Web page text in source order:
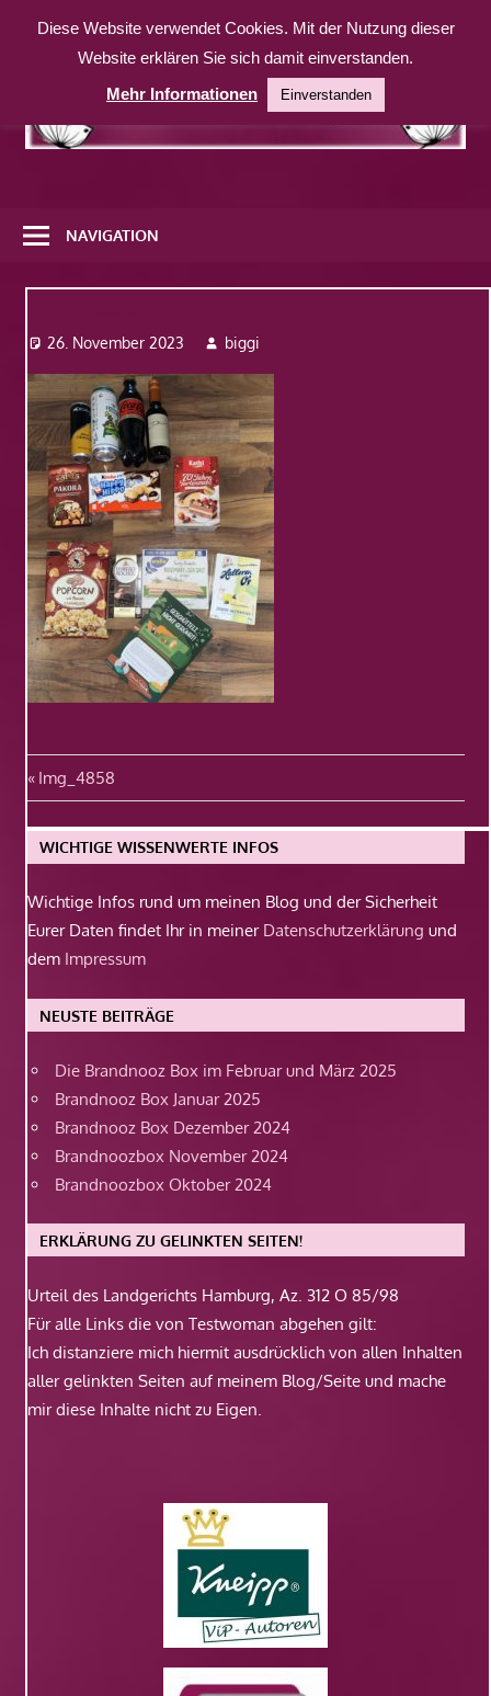
Inhalt
weitere
Website
NAVIGATION
26. November 2023 biggi
Beitragsnavigation
Vorheriger
Beitrag:
Img_4858
WICHTIGE WISSENWERTE INFOS
Wichtige Infos rund um meinen Blog und der Sicherheit
Eurer Daten findet Ihr in meiner Datenschutzerklärung und
dem Impressum
NEUSTE BEITRÄGE
Die Brandnooz Box im Februar und März 2025
Brandnooz Box Januar 2025
Brandnooz Box Dezember 2024
Brandnoozbox November 2024
Brandnoozbox Oktober 2024
ERKLÄRUNG ZU GELINKTEN SEITEN!
Urteil des Landgerichts Hamburg, Az. 312 O 85/98
Für alle Links die von Testwoman abgehen gilt:
Ich distanziere mich hiermit ausdrücklich von allen Inhalten
aller gelinkten Seiten auf meinem Blog/Seite und mache
mir diese Inhalte nicht zu Eigen.
Diese Website verwendet Cookies. Mit der Nutzung dieser
Website erklären Sie sich damit einverstanden.
Mehr Informationen
Einverstanden